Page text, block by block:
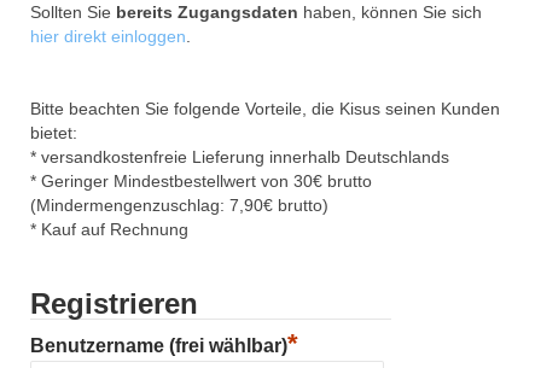
Sollten Sie bereits Zugangsdaten haben, können Sie sich
hier direkt einloggen
Bitte beachten Sie folgende Vorteile, die Kisus seinen Kunden
bietet:
* versandkostenfreie Lieferung innerhalb Deutschlands
* Geringer Mindestbestellwert von 30€ brutto
(Mindermengenzuschlag: 7,90€ brutto)
* Kauf auf Rechnung
Registrieren
Benutzername (frei wählbar)*